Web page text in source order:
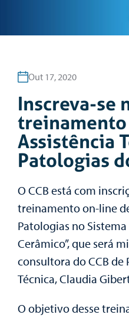
Out 17, 2020
Inscreva-se
Assistência
Patologias
O CCB está com
treinamento on-line
Patologias no
Cerâmico”, que será
consultora do CCB de
Técnica, Claudia
O objetivo desse